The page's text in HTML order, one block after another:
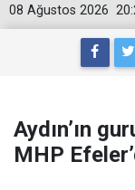
08 Ağustos 2026
Aydın’ın
MHP